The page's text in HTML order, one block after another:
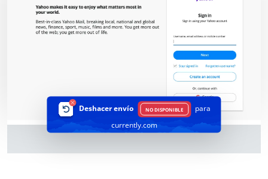
Deshacer envío NO DISPONIBLE
para
currently.com